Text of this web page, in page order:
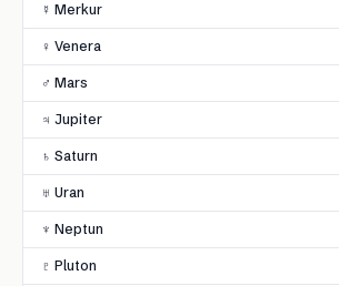
☿ Merkur
♀ Venera
♂ Mars
♃ Jupiter
♄ Saturn
♅ Uran
♆ Neptun
♇ Pluton